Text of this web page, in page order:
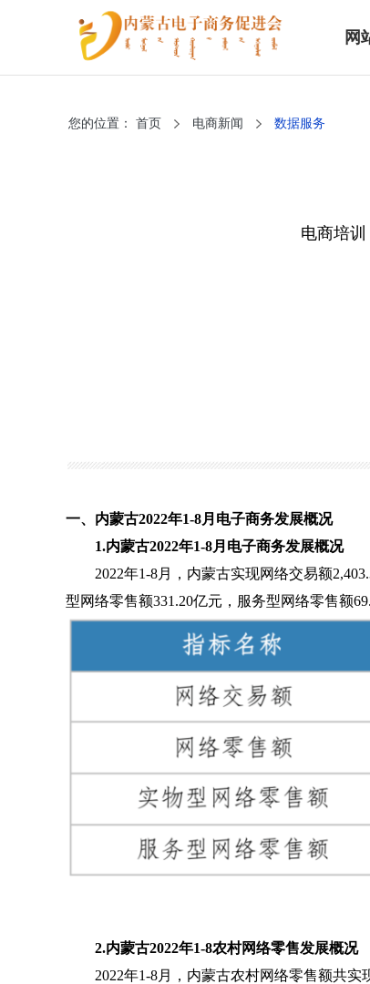
网
您的位置： 首页 电商新闻 数据服务
电商培训
一、 内蒙古2022年1-8月电子商务发展概况
1.内蒙古2022年1-8月电子商务发展概况
2022年1-8月，内蒙古实现网络交易额
型网络零售额331.20亿元，服务型网络零售额
2.内蒙古2022年1-8农村网络零售发展概况
2022年1-8月，内蒙古农村网络零售额共